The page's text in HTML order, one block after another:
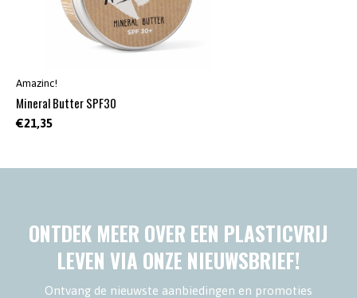
Amazinc!
Mineral Butter SPF30
€21,35
ONTDEK MEER OVER EEN PLASTICVRIJ
LEVEN VIA ONZE NIEUWSBRIEF!
Ontvang de nieuwste aanbiedingen en promoties